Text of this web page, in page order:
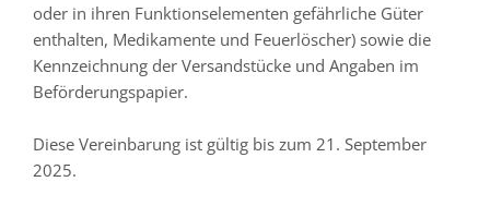
oder in ihren Funktionselementen gefährliche Güter
enthalten, Medikamente und Feuerlöscher) sowie die
Kennzeichnung der Versandstücke und Angaben im
Beförderungspapier.
Diese Vereinbarung ist gültig bis zum 21. September
2025.